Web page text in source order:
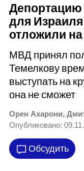
Депортацию
для
отложили
МВД принял
Темелкову
выступать на
она не сможет
Орен Ахарони,
Опубликовано:
Обсудить